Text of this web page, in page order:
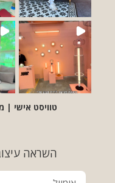
השראה
טוויסט אישי